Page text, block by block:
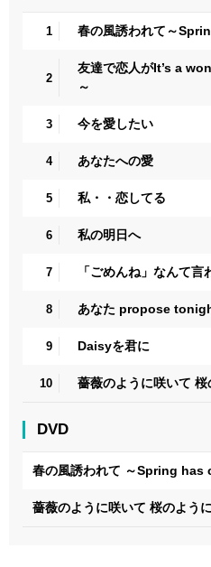
1 春の風誘われて～
2
友達で恋人がIt’s a
～
3 今を愛したい
4 あなたへの愛
5 私・・恋してる
6 私の明日へ
7 「ごめんね」なんて言
8 あなた propose
9 Daisyを君に
10 薔薇のように咲いて
DVD
春の風誘われて ～Spring
薔薇のように咲いて 桜のよう